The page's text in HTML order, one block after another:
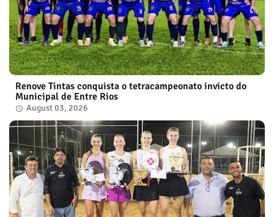
Renove Tintas conquista o tetracampeonato invicto do
Municipal de Entre Rios
August 03, 2026